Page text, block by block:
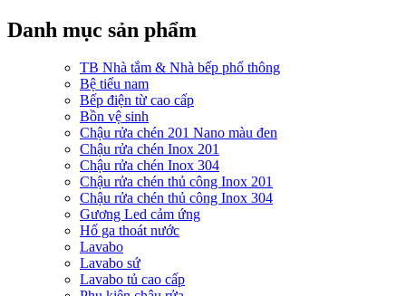
Danh mục sản phẩm
TB Nhà tắm & Nhà bếp phổ thông
Bệ tiểu nam
Bếp điện từ cao cấp
Bồn vệ sinh
Chậu rửa chén 201 Nano màu đen
Chậu rửa chén Inox 201
Chậu rửa chén Inox 304
Chậu rửa chén thủ công Inox 201
Chậu rửa chén thủ công Inox 304
Gương Led cảm ứng
Hố ga thoát nước
Lavabo
Lavabo sứ
Lavabo tủ cao cấp